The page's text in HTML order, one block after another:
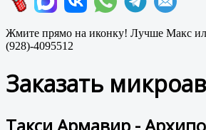
Жмите прямо на иконку! Лучше Макс
(928)-4095512
Заказать